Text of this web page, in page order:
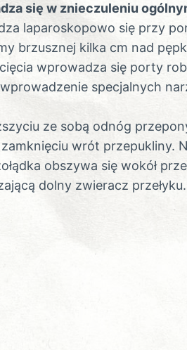
się w znieczuleniu
laparoskopowo się przy
brzusznej kilka cm nad
wprowadza się porty
specjalnych
ze sobą odnóg
wrót przepukliny.
obszywa się wokół
dolny zwieracz przełyku.